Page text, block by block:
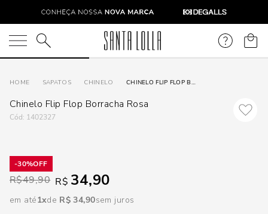
O que você está procurando?
SAPATOS CHINELO CHINELO FLIP FLOP BORRACHA ROSA
Chinelo Flip Flop Borracha Rosa
: 1402327
30%
R$49,90 R$ 34,90
em até1 R$ 34,90sem juros